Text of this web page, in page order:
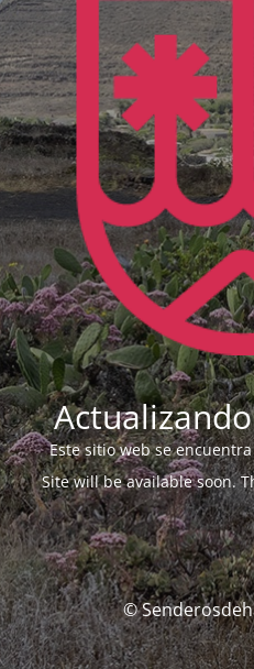
Este sitio web se
Site will be available soon.
©